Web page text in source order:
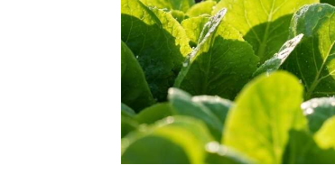
rayons UV,
ainsi sa
techniques
des
cm x P 61
lui
s'adapter
espaces.
noire ajoute